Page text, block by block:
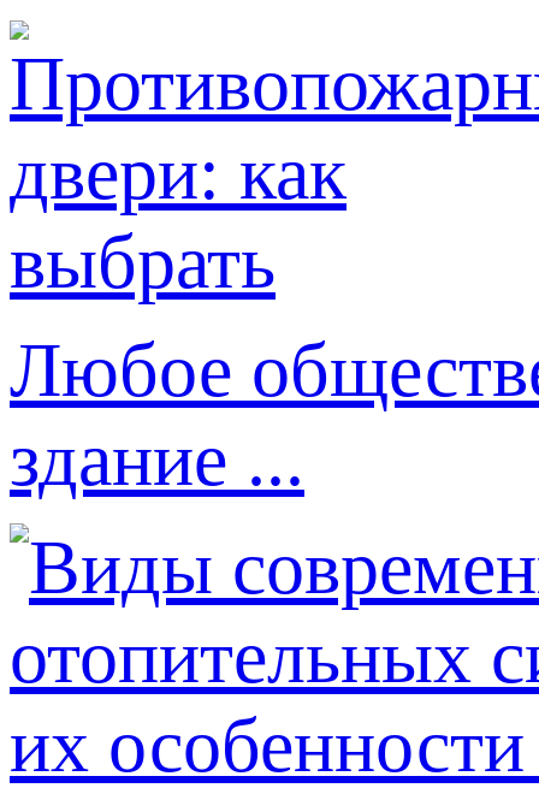
Любое
здание ...